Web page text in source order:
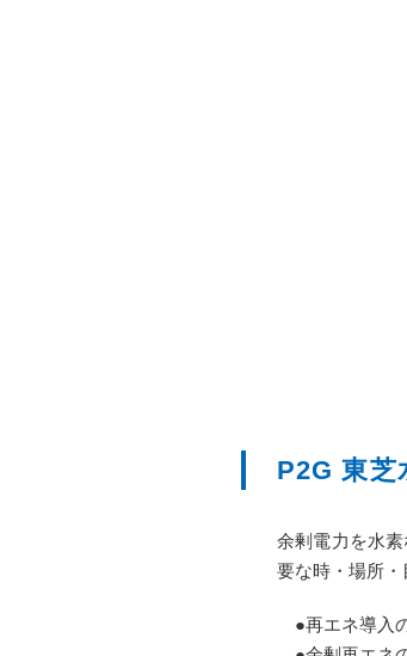
P2G 東芝
余剰電力を水
要な時・場所・
●再エネ導入